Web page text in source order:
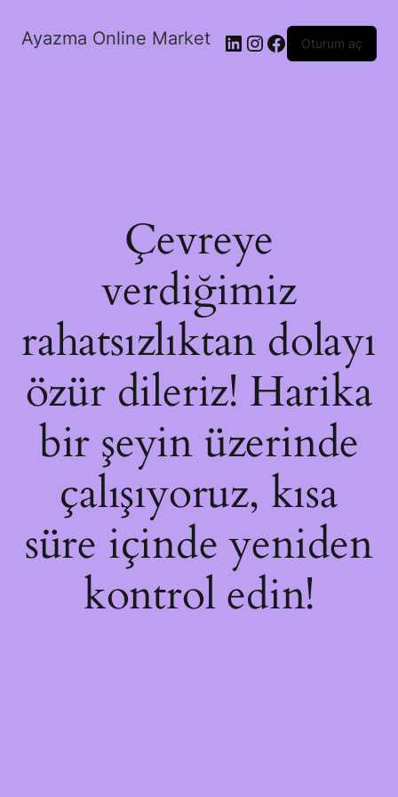
Ayazma Online Market LinkedIn
Instagram
Facebook
Oturum aç
Çevreye
verdiğimiz
rahatsızlıktan dolayı
özür dileriz! Harika
bir şeyin üzerinde
çalışıyoruz, kısa
süre içinde yeniden
kontrol edin!